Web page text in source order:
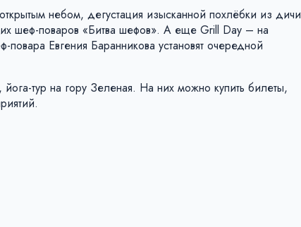
небом, дегустация изысканной похлёбки из дичи
шеф-поваров «Битва шефов». А еще Grill Day – на
Евгения Баранникова установят очередной
тур на гору Зеленая. На них можно купить билеты,